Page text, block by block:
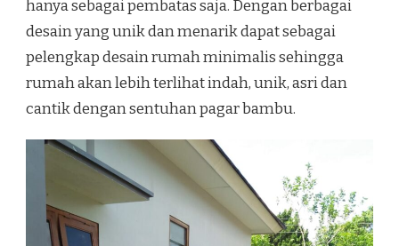
hanya sebagai pembatas saja. Dengan berbagai
desain yang unik dan menarik dapat sebagai
pelengkap desain rumah minimalis sehingga
rumah akan lebih terlihat indah, unik, asri dan
cantik dengan sentuhan pagar bambu.